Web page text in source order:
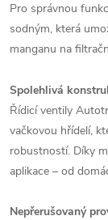
Pro správnou
sodným, která
manganu na
Spolehlivá
Řídicí ventily
vačkovou hřídelí,
robustností. Díky
aplikace – od
Nepřerušovaný